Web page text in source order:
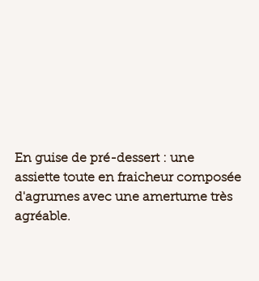
En guise de pré-dessert : une
assiette toute en fraicheur composée
d'agrumes avec une amertume très
agréable.